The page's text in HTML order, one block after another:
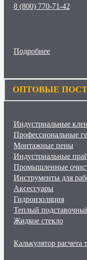
8 (800) 770-71-42
Подробнее
ОПТОВЫЕ
Индустриальные клеи
Профессиональные
Монтажные пены
Индустриальные
Промышленные
Инструменты для
Аксессуары
Гидроизоляция
Теплый
Жидкое стекло
Калькулятор расчета